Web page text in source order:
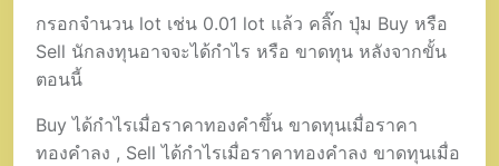
กรอกจำนวน lot เช่น 0.01 lot แล้ว คลิ๊ก ปุ่ม Buy หรือ
Sell นักลงทุนอาจจะได้กำไร หรือ ขาดทุน หลังจากขั้น
ตอนนี้
Buy ได้กำไรเมื่อราคาทองคำขึ้น ขาดทุนเมื่อราคา
ทองคำลง , Sell ได้กำไรเมื่อราคาทองคำลง ขาดทุนเมื่อ